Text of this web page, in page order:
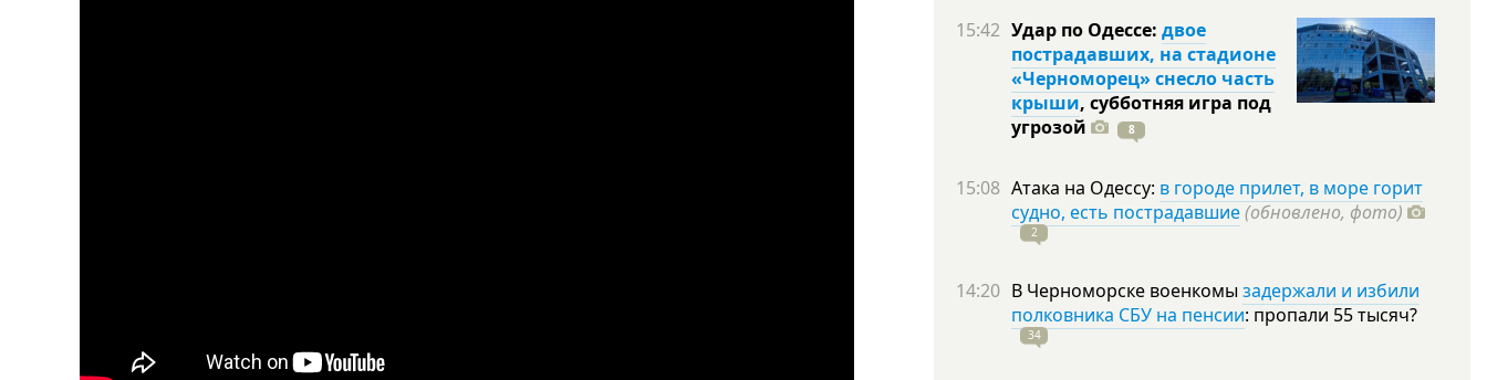
15:42 Удар по Одессе: двое
пострадавших, на стадионе
«Черноморец» снесло часть
крыши, субботняя игра под
угрозой
8
15:08 Атака на Одессу: в городе прилет, в море горит
судно, есть пострадавшие(обновлено, фото)
2
14:20 В Черноморске военкомы задержали и избили
полковника СБУ на пенсии: пропали 55тысяч?
34